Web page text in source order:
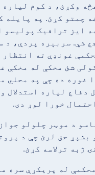
وکړئ، د کوم لپاره
چمتو کړئ. په پایله
ایز ترافیک پولیسو
شي. سربېره پردې، د
غونډې ته انتظار
شئ مخکې له مخکې
غوره ده چې په محلي
دفاع لپاره استدلال
خورا لوړ دی.
د موټر چلولو
بشپړ حق لرئ چې د
ژبه ترلاسه کړئ.
محکمې له پریکړې سره